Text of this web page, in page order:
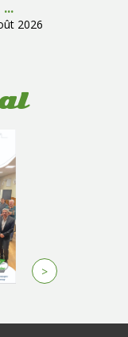
...
2026
>